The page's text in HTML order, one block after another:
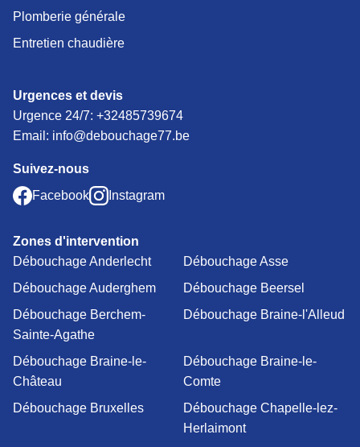
Plomberie générale
Entretien chaudière
Urgences et devis
Urgence 24/7: +32485739674
Email: info@debouchage77.be
Suivez-nous
Facebook
Instagram
Zones d'intervention
Débouchage Anderlecht
Débouchage Asse
Débouchage Auderghem
Débouchage Beersel
Débouchage Berchem-
Sainte-Agathe
Débouchage Braine-l'Alleud
Débouchage Braine-le-
Château
Débouchage Braine-le-
Comte
Débouchage Bruxelles
Débouchage Chapelle-lez-
Herlaimont